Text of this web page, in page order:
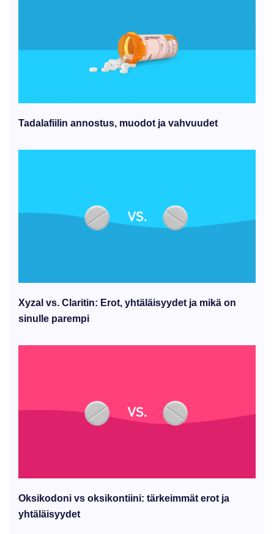
Tadalafiilin annostus, muodot ja vahvuudet
Xyzal vs. Claritin: Erot, yhtäläisyydet ja mikä on
sinulle parempi
Oksikodoni vs oksikontiini: tärkeimmät erot ja
yhtäläisyydet